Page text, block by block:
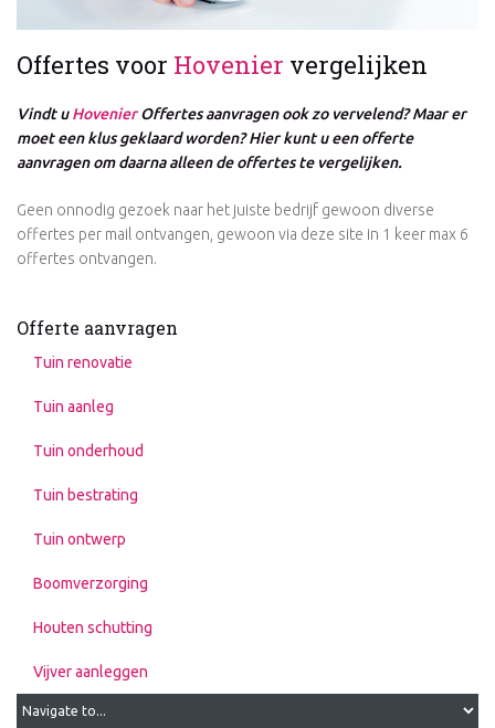
Offertes voor Hovenier vergelijken
Vindt uHovenierOffertes aanvragen ook zo vervelend? Maar er
moet een klus geklaard worden? Hier kunt u een offerte
aanvragen om daarna alleen de offertes te vergelijken.
Geen onnodig gezoek naar het juiste bedrijf gewoon diverse
offertes per mail ontvangen, gewoon via deze site in 1 keer max 6
offertes ontvangen.
Offerte aanvragen
Tuin renovatie
Tuin aanleg
Tuin onderhoud
Tuin bestrating
Tuin ontwerp
Boomverzorging
Houten schutting
Vijver aanleggen